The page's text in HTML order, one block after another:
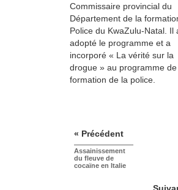
Commissaire provincial du
Département de la
Police du KwaZulu-Natal. Il
adopté le programme et a
incorporé « La vérité sur la
drogue » au programme de
formation de la police.
« Précédent
Assainissement
du fleuve de
cocaïne en Italie